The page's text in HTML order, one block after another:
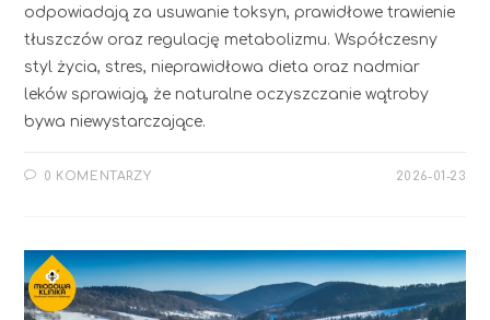
odpowiadają za usuwanie toksyn, prawidłowe trawienie
tłuszczów oraz regulację metabolizmu. Współczesny
styl życia, stres, nieprawidłowa dieta oraz nadmiar
leków sprawiają, że naturalne oczyszczanie wątroby
bywa niewystarczające.
0 KOMENTARZY 2026-01-23